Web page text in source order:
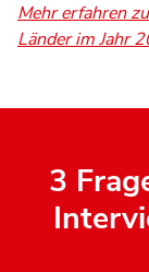
Mehr erfahren
Länder im Jahr
3